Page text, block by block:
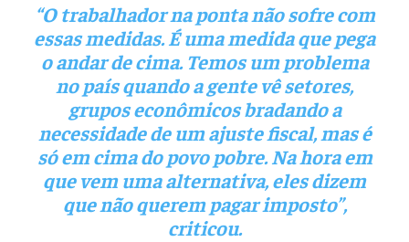
“O trabalhador na ponta não sofre com
essas medidas. É uma medida que pega
o andar de cima. Temos um problema
no país quando a gente vê setores,
grupos econômicos bradando a
necessidade de um ajuste fiscal, mas é
só em cima do povo pobre. Na hora em
que vem uma alternativa, eles dizem
que não querem pagar imposto”,
criticou.